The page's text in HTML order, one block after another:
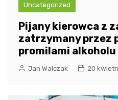
Uncategorized
Pijany kierowca z
zatrzymany przez
promilami
Jan Walczak 20